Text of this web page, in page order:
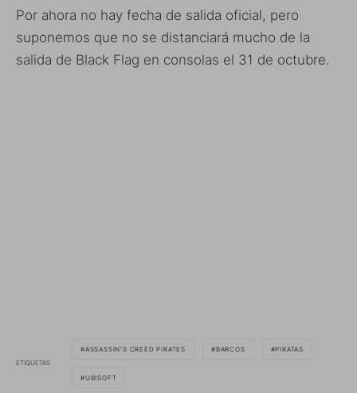
Por ahora no hay fecha de salida oficial, pero
suponemos que no se distanciará mucho de la
salida de Black Flag en consolas el 31 de octubre.
ETIQUETAS
ASSASSIN'S CREED PIRATES BARCOS PIRATAS
UBISOFT